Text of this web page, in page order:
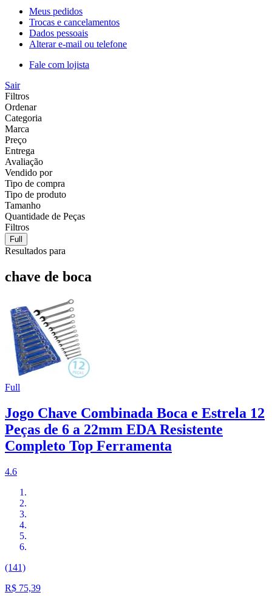
Meus pedidos
Trocas e cancelamentos
Dados pessoais
Alterar e-mail ou telefone
Fale com lojista
Sair
Filtros
Ordenar
Categoria
Marca
Preço
Entrega
Avaliação
Vendido por
Tipo de compra
Tipo de produto
Tamanho
Quantidade de Peças
Filtros
Full
Resultados para
chave de boca
Full
Jogo Chave Combinada Boca e Estrela 12
Peças de 6 a 22mm EDA Resistente
Completo Top Ferramenta
4.6
(141)
R$ 75,39